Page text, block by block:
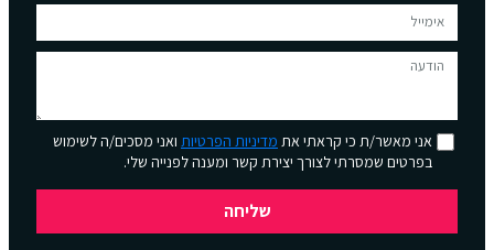
אני מאשר/ת כי קראתי אתמדיניות הפרטיותואני מסכים/ה לשימוש
בפרטים שמסרתי לצורך יצירת קשר ומענה לפנייה שלי.
שליחה